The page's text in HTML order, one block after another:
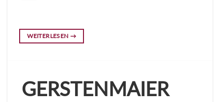
WEITERLESEN →
GERSTENMAIER